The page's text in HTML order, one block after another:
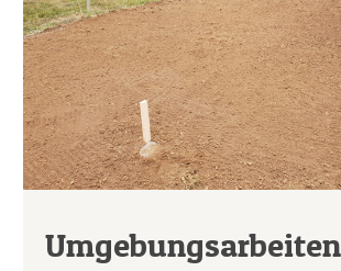
Umgebungsarbeiten